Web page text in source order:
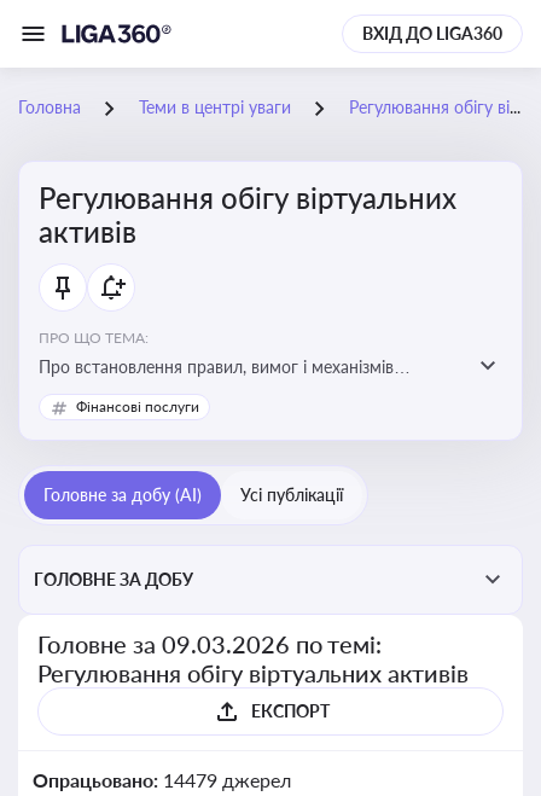
ВХІД ДО LIGA360
Головна Теми в центрі уваги Регулювання обігу віртуальних активів
Регулювання обігу віртуальних
активів
ПРО ЩО ТЕМА:
Про встановлення правил, вимог і механізмів
контролю за використанням, обігом та
оподаткуванням віртуальних активів, таких як
Фінансові послуги
Головне за добу (AI) Усі публікації
ГОЛОВНЕ ЗА ДОБУ
Головне за 09.03.2026 по темі:
Регулювання обігу віртуальних активів
ЕКСПОРТ
Опрацьовано: 14479 джерел